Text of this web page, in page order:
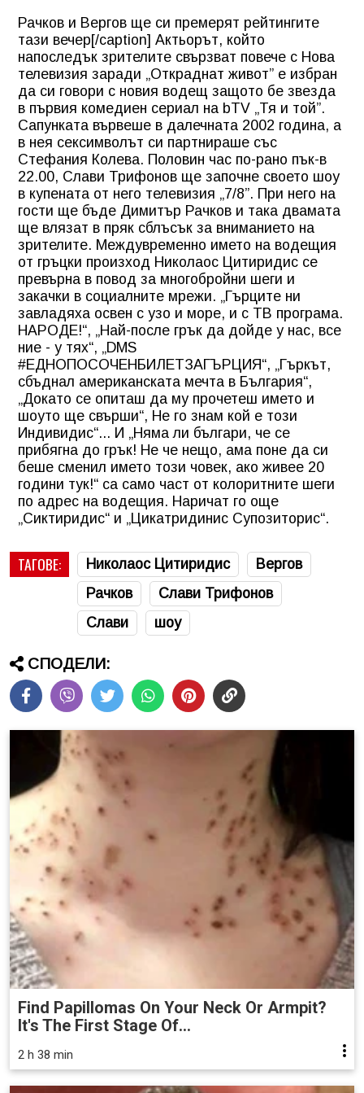
Рачков и Вергов ще си премерят рейтингите
тази вечер[/caption] Актьорът, който
напоследък зрителите свързват повече с Нова
телевизия заради „Откраднат живот” е избран
да си говори с новия водещ защото бе звезда
в първия комедиен сериал на bTV „Тя и той”.
Сапунката вървеше в далечната 2002 година, а
в нея сексимволът си партнираше със
Стефания Колева. Половин час по-рано пък-в
22.00, Слави Трифонов ще започне своето шоу
в купената от него телевизия „7/8”. При него на
гости ще бъде Димитър Рачков и така двамата
ще влязат в пряк сблъсък за вниманието на
зрителите. Междувременно името на водещия
от гръцки произход Николаос Цитиридис се
превърна в повод за многобройни шеги и
закачки в социалните мрежи. „Гърците ни
завладяха освен с узо и море, и с ТВ програма.
НАРОДЕ!“, „Най-после грък да дойде у нас, все
ние - у тях“, „DMS
#ЕДНОПОСОЧЕНБИЛЕТЗАГЪРЦИЯ“, „Гъркът,
сбъднал американската мечта в България“,
„Докато се опиташ да му прочетеш името и
шоуто ще свърши“, Не го знам кой е този
Индивидис“... И „Няма ли българи, че се
прибягна до грък! Не че нещо, ама поне да си
беше сменил името този човек, ако живее 20
години тук!“ са само част от колоритните шеги
по адрес на водещия. Наричат го още
„Сиктиридис“ и „Цикатридинис Супозиторис“.
ТАГОВЕ: Николаос Цитиридис
Вергов
Рачков
Слави Трифонов
Слави
шоу
СПОДЕЛИ:
Find Papillomas On Your Neck Or Armpit?
It's The First Stage Of...
2 h 38 min